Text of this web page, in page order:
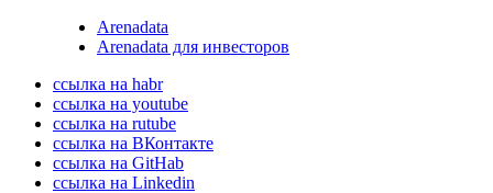
Arenadata
Arenadata для инвесторов
ссылка на habr
ссылка на youtube
ссылка на rutube
ссылка на ВКонтакте
ссылка на GitHab
ссылка на Linkedin